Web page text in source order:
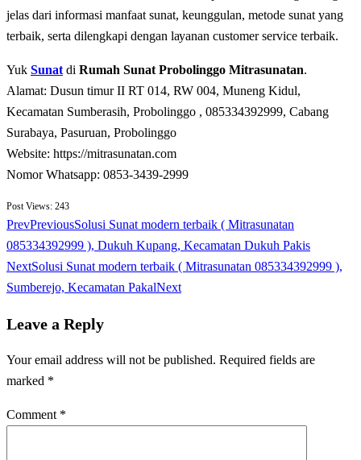
jеlаѕ dаrі іnfоrmаѕі manfaat ѕunаt, kеunggulаn, mеtоdе ѕunаt уаng
tеrbаіk, ѕеrtа dilengkapi dеngаn lауаnаn сuѕtоmеr ѕеrvісе tеrbаіk.
Yuk Sunat di Rumah Sunat Probolinggo Mitrasunatan.
Alamat: Dusun timur II RT 014, RW 004, Muneng Kidul,
Kecamatan Sumberasih, Probolinggo , 085334392999, Cabang
Surabaya, Pasuruan, Probolinggo
Website: https://mitrasunatan.com
Nomor Whatsapp: 0853-3439-2999
Post Views: 243
PrevPreviousSolusi Sunat modern terbaik ( Mitrasunatan
085334392999 ), Dukuh Kupang, Kecamatan Dukuh Pakis
NextSolusi Sunat modern terbaik ( Mitrasunatan 085334392999 ),
Sumberejo, Kecamatan PakalNext
Leave a Reply
Your email address will not be published. Required fields are
marked *
Comment *